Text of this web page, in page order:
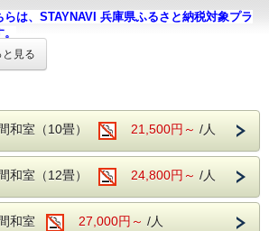
碗蒸し、御飯、留椀、香物、甘味
様ランチの内容
一口コロッケ・ハンバーグ・ポテトフ
野菜サラダ） コーンスープ 茶碗蒸し
ト
食事についてのご案内◆◇◆
が大人と同じお料理をご希望の場合は、当館
：白魚茶碗蒸し 梅肉餡
イカ沖漬け 春キャベツ
こし豆腐 クコの実 山葵 美味出汁
司 スモークサーモン菜の花巻き
鳥の味噌漬け朴葉焼き
鮑の踊り蒸し
季節の釜飯
赤出汁
の都合により内容が変わることもございます。
は、STAYNAVI 兵庫県ふるさと納税対象プラ
さと納税をご利用されない方も、ご予約頂けま
では全てのプラン（事前カード決済のみのプラ
可）で納税額の30％が割引となる兵庫県ふるさ
ン予約だけでは、兵庫県ふるさと納税返礼クー
適用されませんので下記の通り手続き下さい。
公式ホームページからご予約（このページです）
方法は必ず【現地決済】をお選びください。
と見る
和室（10畳） 21,500円～ /人
和室（12畳） 24,800円～ /人
和室 27,000円～ /人